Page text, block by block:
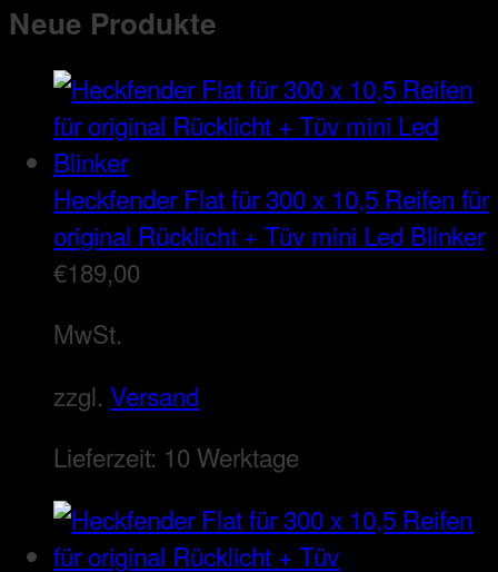
Neue Produkte
Heckfender Flat für 300 x 10,5 Reifen für
original Rücklicht + Tüv mini Led Blinker
€189,00
MwSt.
zzgl. Versand
Lieferzeit: 10 Werktage